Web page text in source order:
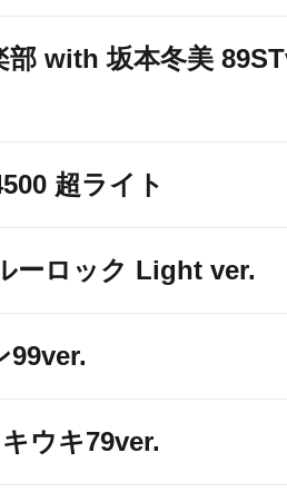
部 with 坂本冬美
超ライト
ーロック Light ver.
99ver.
ウキ79ver.